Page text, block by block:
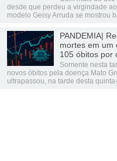
desde que perdeu a virgindade
modelo Geisy Arruda se mostrou
PANDEMIA|
mortes em um
105 óbitos por
Somente nesta
novos óbitos pela doença Mato
ultrapassou, na tarde desta